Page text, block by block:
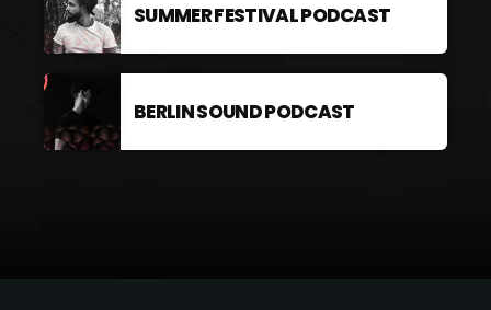
SUMMER FESTIVAL PODCAST
BERLIN SOUND PODCAST